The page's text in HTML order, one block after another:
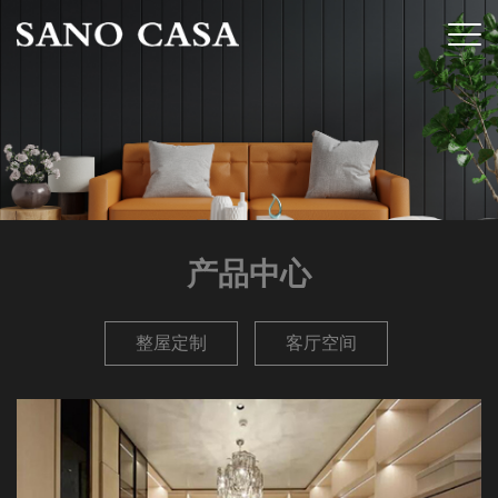
产品中心
整屋定制 客厅空间